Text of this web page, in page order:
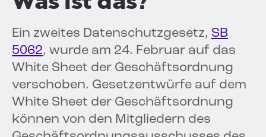
Ein zweites Datenschutzgesetz, SB
5062, wurde am 24. Februar auf das
White Sheet der Geschäftsordnung
verschoben. Gesetzentwürfe auf dem
White Sheet der Geschäftsordnung
können von den Mitgliedern des